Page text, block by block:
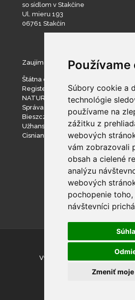
Používame
Súbory cookie a
technológie
používame na
zážitku z
webových
vám zobrazovali
obsah a cielené
analýzu
webových
pochopenie
návštevníci
Zmeniť
so sídlom v Stakčíne
Ul. mieru 193
06761 Stakčín
Zaujímavé stránky
Štátna ochrana prírody SR
Register ponúkaného majetku štátu
NATURA 2000
Správa slovenských jaskýň
Bieszczadzki Park Narodowy
Užhanský národný prírodný park
Cisniansko-Wetlinský park
© Národný park
Vyhlásenie o prístupnosti